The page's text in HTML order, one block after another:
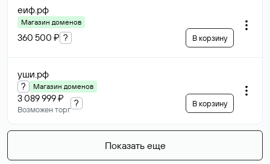
еиф.рф
Магазин доменов
360 500 ₽ ? В корзину
уши.рф
? Магазин доменов
3 089 999 ₽
Возможен торг
? В корзину
Показать еще